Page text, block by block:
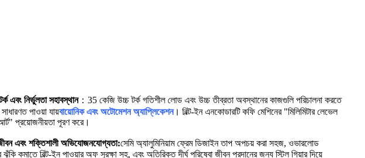
এবং নির্ভুলতা সহাবস্থান：35 কেজি উচ্চ টর্ক গতিশীল লোড এবং উচ্চ তীব্রতা অবস্থানের কাজগুলি পরিচালনা করতে
সাধারণত পাওয়া যায়বায়োনিক এবং অটোমেশন অ্যাপ্লিকেশন। বিল্ট-ইন এনকোডারটি কফি মেশিনের "মিলিমিটার লেভেল
প্রয়োজনীয়তা পূরণ করে।
জীবন এবং শক্তিশালী অভিযোজনযোগ্যতা:সেমি অ্যালুমিনিয়াম ফ্রেম ডিজাইন তাপ অপচয় করা সহজ, ওভারলোড
ঝুঁকি কমাতে বিল্ট-ইন পাওয়ার অফ সুরক্ষা সহ, এবং অতিরিক্ত দীর্ঘ পরিষেবা জীবন প্রদানের জন্য স্টিল গিয়ার দিয়ে